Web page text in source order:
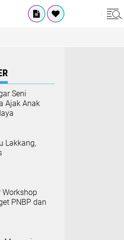
Seni
Ajak Anak
Lakkang,
Workshop
PNBP dan